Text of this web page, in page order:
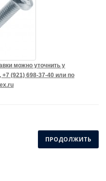
можно уточнить у
(921) 698-37-40 или по
ПРОДОЛЖИТЬ